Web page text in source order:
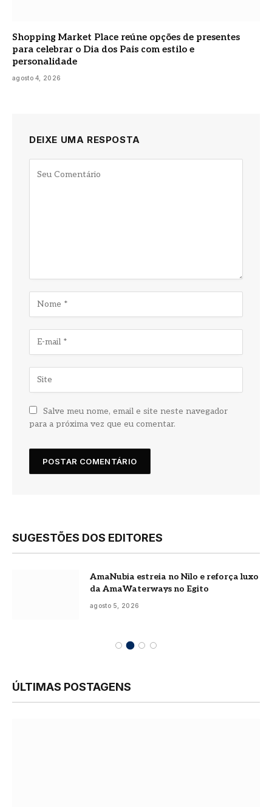
Shopping Market Place reúne opções de presentes
para celebrar o Dia dos Pais com estilo e
personalidade
agosto 4, 2026
DEIXE UMA RESPOSTA
Salve meu nome, email e site neste navegador
para a próxima vez que eu comentar.
SUGESTÕES DOS EDITORES
AmaNubia estreia no Nilo e reforça luxo
da AmaWaterways no Egito
agosto 5, 2026
ÚLTIMAS POSTAGENS